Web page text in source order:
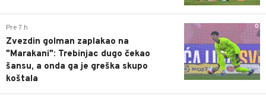
0
Pre 7 h
Zvezdin golman zaplakao na
"Marakani": Trebinjac dugo čekao
šansu, a onda ga je greška skupo
koštala